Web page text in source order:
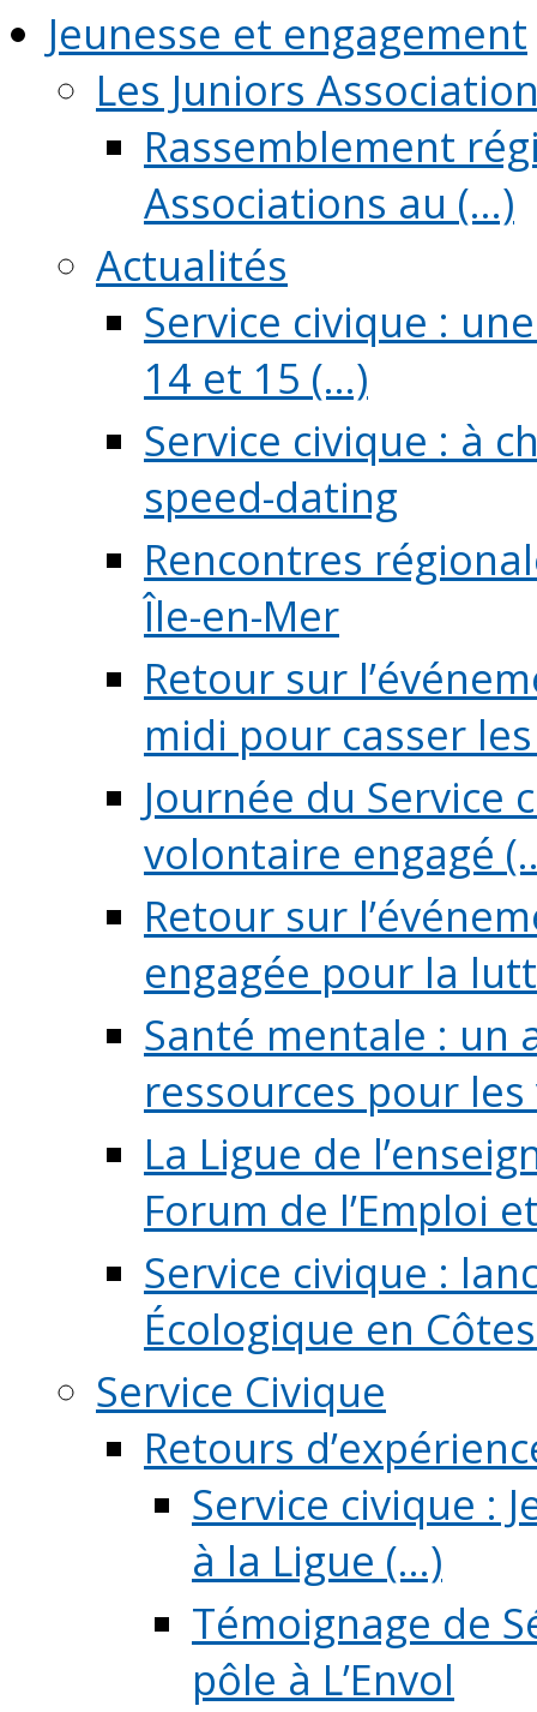
Jeunesse et engagement
Les Juniors
Rassemblement
Associations au (...)
Actualités
Service civique :
14 et 15 (...)
Service civique : à
speed-dating
Rencontres
Île-en-Mer
Retour sur
midi pour casser les
Journée du Service
volontaire engagé
Retour sur
engagée pour la
Santé mentale : un
ressources pour
La Ligue de
Forum de l’Emploi
Service civique :
Écologique en
Service Civique
Retours
Service civique :
à la Ligue (...)
Témoignage de
pôle à L’Envol